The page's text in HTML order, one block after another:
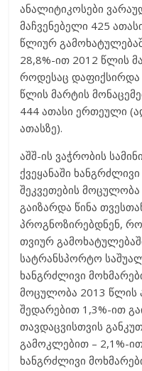
ანალიტიკოსები
მაჩვენებელი 425
წლიურ
28,8%-ით 2012 წლის
როდესაც დაფიქსირდა
წლის მარტის
444 ათასი ერთეული
ათასზე).
აშშ-ის ვაჭრობის
ქვეყანაში
შეკვეთების
გაიზარდა წინა
პროგნოზირებდნენ,
თვიურ
სატრანსპორტო
ხანგრძლივი
მოცულობა 2013 წლის
შედარებით 1,3%-ით
თავდაცვისთვის
გამოკლებით – 2,1%-
ხანგრძლივი